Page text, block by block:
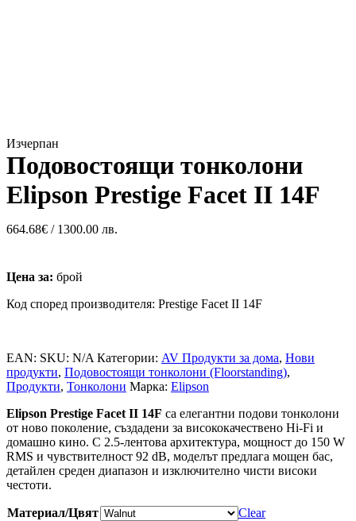
Изчерпан
Подовостоящи тонколони
Elipson Prestige Facet II 14F
664.68€ / 1300.00 лв.
Цена за: брой
Код според производителя: Prestige Facet II 14F
EAN: SKU: N/A Категории: AV Продукти за дома, Нови
продукти, Подовостоящи тонколони (Floorstanding),
Продукти, Тонколони Марка: Elipson
Elipson Prestige Facet II 14F са елегантни подови тонколони
от ново поколение, създадени за висококачествено Hi-Fi и
домашно кино. С 2.5-лентова архитектура, мощност до 150 W
RMS и чувствителност 92 dB, моделът предлага мощен бас,
детайлен среден диапазон и изключително чисти високи
честоти.
Материал/Цвят
Clear